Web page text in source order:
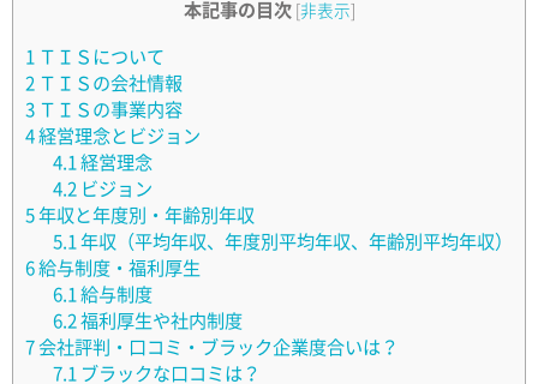
本記事の目次 非表示
1 ＴＩＳについて
2 ＴＩＳの会社情報
3 ＴＩＳの事業内容
4 経営理念とビジョン
4.1 経営理念
4.2 ビジョン
5 年収と年度別・年齢別年収
5.1 年収（平均年収、年度別平均年収、年齢別平均年収）
6 給与制度・福利厚生
6.1 給与制度
6.2 福利厚生や社内制度
7 会社評判・口コミ・ブラック企業度合いは？
7.1 ブラックな口コミは？